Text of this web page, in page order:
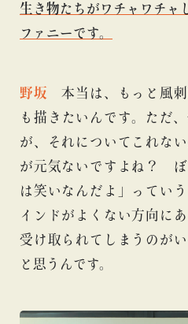
生き物たちがワチャワチャ
ファニーです。
野坂 本当は、もっと風
も描きたいんです。ただ
が、それについてこれな
が元気ないですよね？ ぼ
は笑いなんだよ」ってい
インドがよくない方向に
受け取られてしまうのが
と思うんです。